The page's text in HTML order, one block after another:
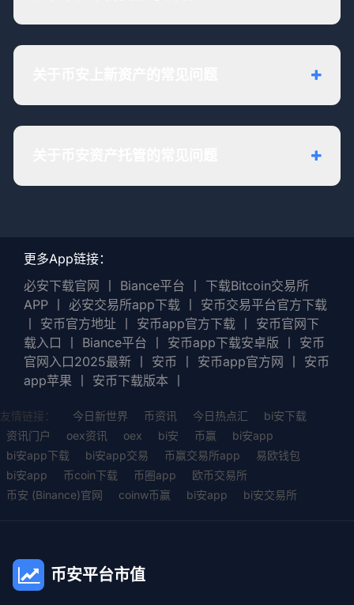
更多App链接：
必安下载官网
Biance平台
下载Bitcoin交易所
APP
必安交易所app下载
安币交易平台官方下载
安币官方地址 安币app官方下载
安币官网下
载入口
Biance平台 安币app下载安卓版
安币
官网入口2025最新
安币 安币app官方网
安币
app苹果
安币下载版本
友情链接： 今日新世界 币资讯 今日热点汇
bi安下载
资讯门户
oex资讯 oex bi安 币赢
bi安app
bi安app下载
bi安app交易 币赢交易所app
易欧钱包
bi安app
币coin下载 币圈app
欧币交易所
币安 (Binance)官网
coinw币赢 bi安app bi安交易所
币安平台市值